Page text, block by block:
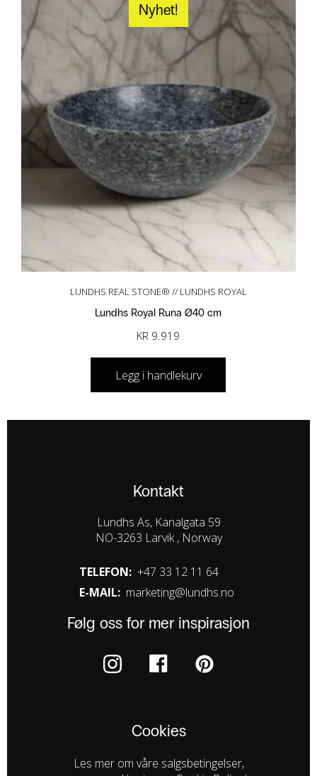
Nyhet!
LUNDHS REAL STONE® // LUNDHS ROYAL
Lundhs Royal Runa Ø40 cm
KR 9.919
Legg i handlekurv
Kontakt
Lundhs As, Kanalgata 59
NO-3263 Larvik , Norway
TELEFON: +47 33 12 11 64
E-MAIL: marketing@lundhs.no
Følg oss for mer inspirasjon
Cookies
Les mer om våre salgsbetingelser,